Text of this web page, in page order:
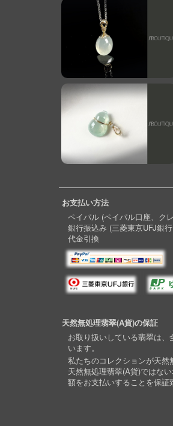
お支払い方法
ペイパル (ペイパル口座、ク
銀行振込み (三菱東京UFJ銀
代金引換
天然無処理翡翠(A貨)の保証
お取り扱いしている翡翠は
います。
私たちのコレクションが天然
天然無処理翡翠(A貨)ではな
額をお支払いすることを保証